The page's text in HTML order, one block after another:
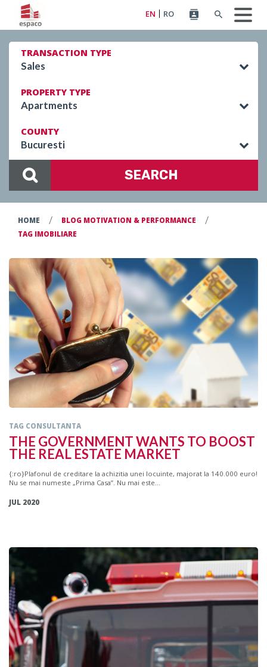
EN RO
TRANSACTION TYPE
Sales
PROPERTY TYPE
Apartments
COUNTY
Bucuresti
SEARCH
HOME / BLOG MOTIVATION & PERFORMANCE /
TAG IMOBILIARE
TAG CONSULTANTA
THE GOVERNMENT WANTS TO BOOST
THE REAL ESTATE MARKET
{:ro}Plafonul de creditare la achizitia unei locuinte, majorat la 140.000 euro!
Nu se mai numeste „Prima Casa”. Nu mai este...
JUL 2020